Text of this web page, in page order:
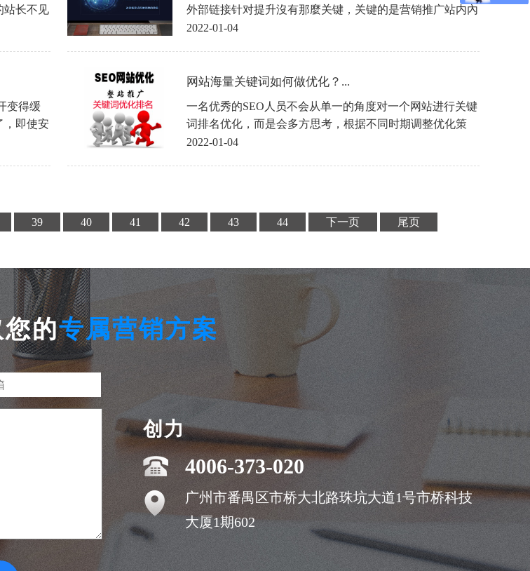
站长不见
、收录
要注意
外部链接针对提升沒有那麼关键，关键的是营销推广站内內
容品质，见到这信息以后，很多公司的外链发布就渐渐地的
2022-01-04
变得缓
，即使安
问题，
网站海量关键词如何做优化？...
一名优秀的SEO人员不会从单一的角度对一个网站进行关键
词排名优化，而是会多方思考，根据不同时期调整优化策
略，这样可以让网站的排名展现保持一个较佳的状态。今天
2022-01-04
39 40 41 42 43 44 下一页 尾页
的专属营销方案
创力
4006-373-020
广州市番禺区市桥大北路珠坑大道1号市桥科技
大厦1期602